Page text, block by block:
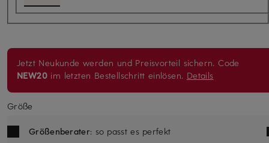
Jetzt Neukunde werden und Preisvorteil sichern. Code
NEW20 im letzten Bestellschritt einlösen. Details
Größe
Größenberater: so passt es perfekt